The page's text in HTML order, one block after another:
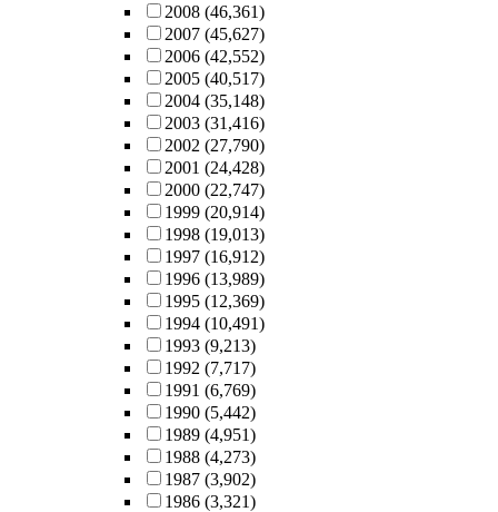
2008 (46,361)
2007 (45,627)
2006 (42,552)
2005 (40,517)
2004 (35,148)
2003 (31,416)
2002 (27,790)
2001 (24,428)
2000 (22,747)
1999 (20,914)
1998 (19,013)
1997 (16,912)
1996 (13,989)
1995 (12,369)
1994 (10,491)
1993 (9,213)
1992 (7,717)
1991 (6,769)
1990 (5,442)
1989 (4,951)
1988 (4,273)
1987 (3,902)
1986 (3,321)